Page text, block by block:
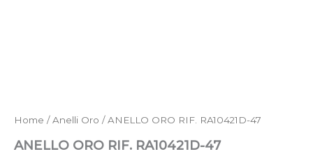
Home /Anelli Oro / ANELLO ORO RIF. RA10421D-47
ANELLO ORO RIF. RA10421D-47